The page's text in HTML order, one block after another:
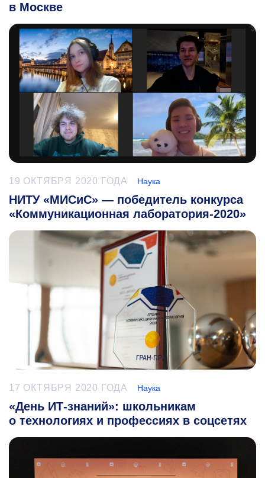
в Москве
19 ОКТЯБРЯ 2020 ГОДА Наука
НИТУ «МИСиС» — победитель конкурса
«Коммуникационная лаборатория-2020»
17 ОКТЯБРЯ 2020 ГОДА Наука
«День ИТ-знаний»: школьникам
о технологиях и профессиях в соцсетях